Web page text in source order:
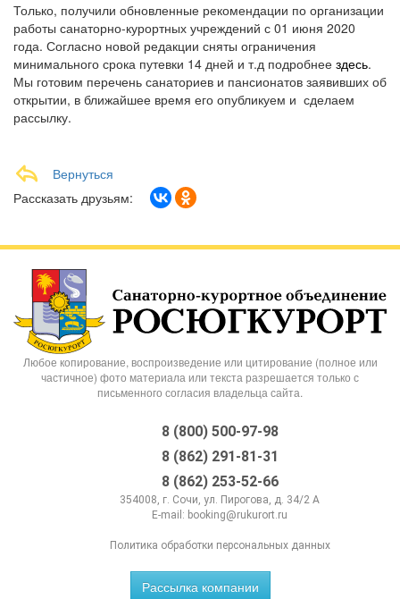
Только, получили обновленные рекомендации по организации
работы санаторно-курортных учреждений с 01 июня 2020
года. Согласно новой редакции сняты ограничения
минимального срока путевки 14 дней и т.д подробнее здесь.
Мы готовим перечень санаториев и пансионатов заявивших об
открытии, в ближайшее время его опубликуем и сделаем
рассылку.
Вернуться
Рассказать друзьям:
Любое копирование, воспроизведение или цитирование (полное или
частичное) фото материала или текста разрешается только с
письменного согласия владельца сайта.
8 (800) 500-97-98
8 (862) 291-81-31
8 (862) 253-52-66
354008, г. Сочи, ул. Пирогова, д. 34/2 А
E-mail: booking@rukurort.ru
Политика обработки персональных данных
Рассылка компании